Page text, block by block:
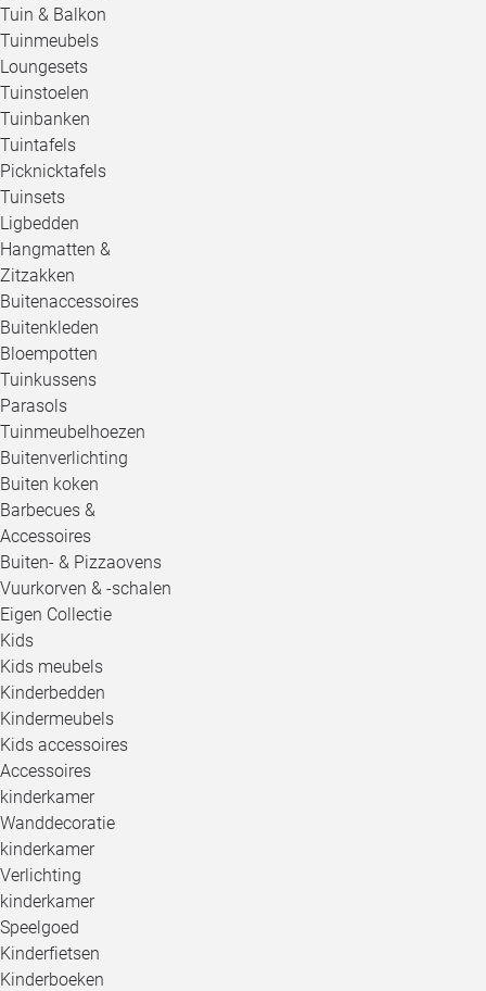
Tuin & Balkon
Tuinmeubels
Loungesets
Tuinstoelen
Tuinbanken
Tuintafels
Picknicktafels
Tuinsets
Ligbedden
Hangmatten &
Zitzakken
Buitenaccessoires
Buitenkleden
Bloempotten
Tuinkussens
Parasols
Tuinmeubelhoezen
Buitenverlichting
Buiten koken
Barbecues &
Accessoires
Buiten- & Pizzaovens
Vuurkorven & -schalen
Eigen Collectie
Kids
Kids meubels
Kinderbedden
Kindermeubels
Kids accessoires
Accessoires
kinderkamer
Wanddecoratie
kinderkamer
Verlichting
kinderkamer
Speelgoed
Kinderfietsen
Kinderboeken